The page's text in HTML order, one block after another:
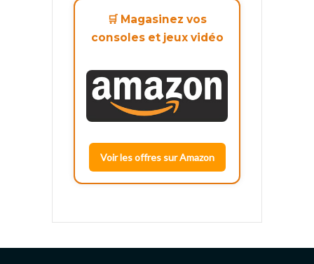
🛒 Magasinez vos
consoles et jeux vidéo
Voir les offres sur Amazon